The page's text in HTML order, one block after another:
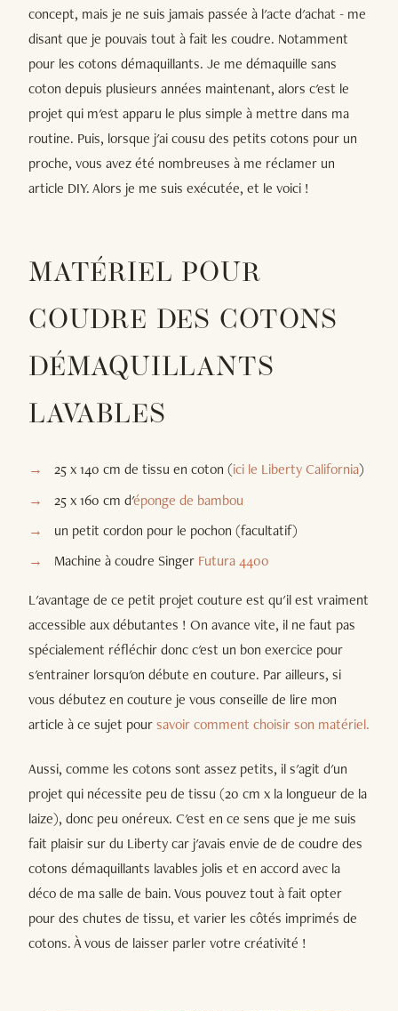
concept, mais je ne suis jamais passée à l'acte d'achat - me
disant que je pouvais tout à fait les coudre. Notamment
pour les cotons démaquillants. Je me démaquille sans
coton depuis plusieurs années maintenant, alors c'est le
projet qui m'est apparu le plus simple à mettre dans ma
routine. Puis, lorsque j'ai cousu des petits cotons pour un
proche, vous avez été nombreuses à me réclamer un
article DIY. Alors je me suis exécutée, et le voici !
MATÉRIEL POUR
COUDRE DES COTONS
DÉMAQUILLANTS
LAVABLES
25 x 140 cm de tissu en coton (ici le Liberty California)
25 x 160 cm d'éponge de bambou
un petit cordon pour le pochon (facultatif)
Machine à coudre Singer Futura 4400
L'avantage de ce petit projet couture est qu'il est vraiment
accessible aux débutantes ! On avance vite, il ne faut pas
spécialement réfléchir donc c'est un bon exercice pour
s'entrainer lorsqu'on débute en couture. Par ailleurs, si
vous débutez en couture je vous conseille de lire mon
article à ce sujet poursavoir comment choisir son matériel.
Aussi, comme les cotons sont assez petits, il s'agit d'un
projet qui nécessite peu de tissu (20 cm x la longueur de la
laize), donc peu onéreux. C'est en ce sens que je me suis
fait plaisir sur du Liberty car j'avais envie de de coudre des
cotons démaquillants lavables jolis et en accord avec la
déco de ma salle de bain. Vous pouvez tout à fait opter
pour des chutes de tissu, et varier les côtés imprimés de
cotons. À vous de laisser parler votre créativité !